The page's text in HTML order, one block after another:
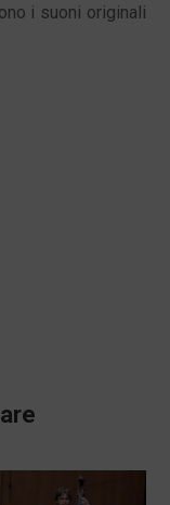
i suoni originali